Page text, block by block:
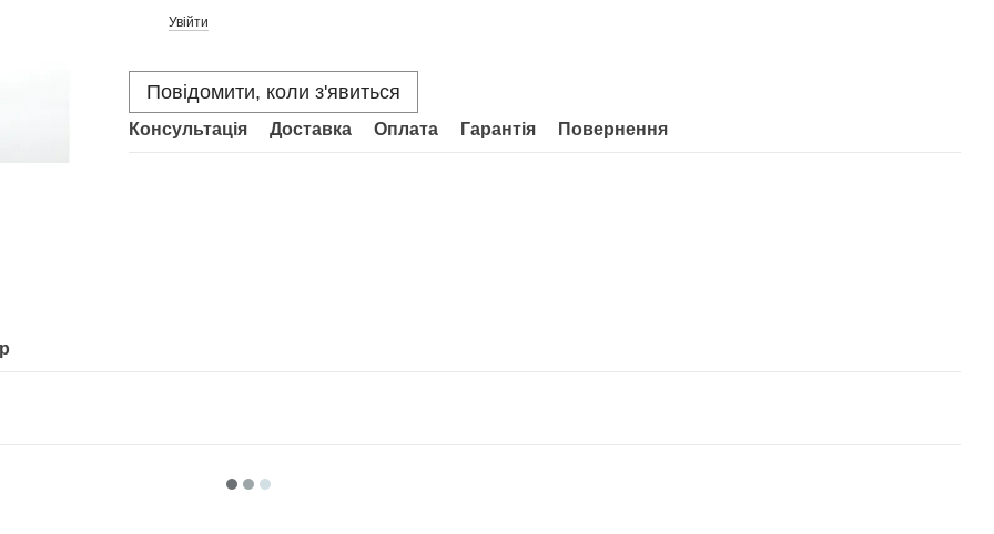
Увійти
Повідомити, коли з'явиться
Консультація Доставка Оплата Гарантія Повернення